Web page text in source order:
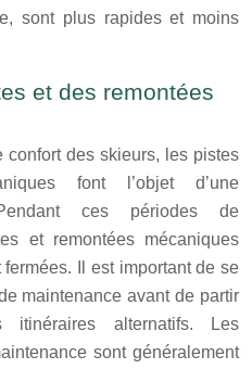
sont plus rapides et moins
et des remontées
confort des skieurs, les pistes
font l’objet d’une
ces périodes de
et remontées mécaniques
Il est important de se
maintenance avant de partir
alternatifs. Les
sont généralement